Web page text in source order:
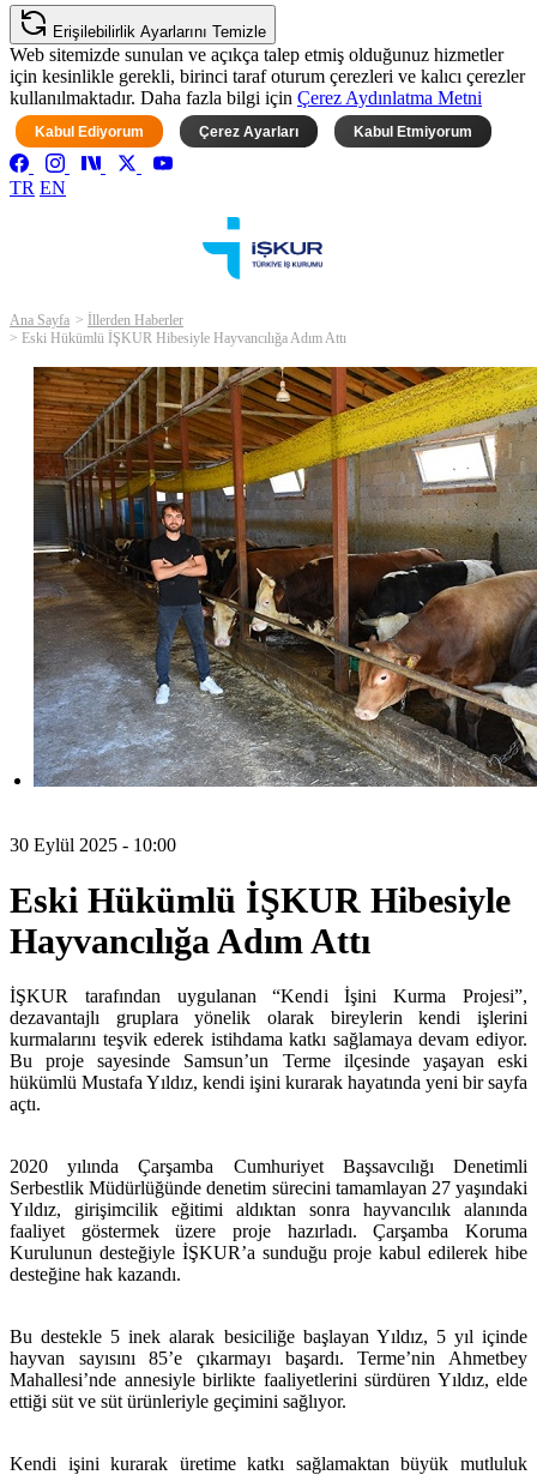
Erişilebilirlik Ayarlarını Temizle
Web sitemizde sunulan ve açıkça talep etmiş olduğunuz hizmetler
için kesinlikle gerekli, birinci taraf oturum çerezleri ve kalıcı çerezler
kullanılmaktadır. Daha fazla bilgi için Çerez Aydınlatma Metni
Kabul Ediyorum Çerez Ayarları Kabul Etmiyorum
TR EN
Ana Sayfa
İllerden Haberler
Eski Hükümlü İŞKUR Hibesiyle Hayvancılığa Adım Attı
30 Eylül 2025 - 10:00
Eski Hükümlü İŞKUR Hibesiyle
Hayvancılığa Adım Attı
İŞKUR tarafından uygulanan “Kendi İşini Kurma Projesi”,
dezavantajlı gruplara yönelik olarak bireylerin kendi işlerini
kurmalarını teşvik ederek istihdama katkı sağlamaya devam ediyor.
Bu proje sayesinde Samsun’un Terme ilçesinde yaşayan eski
hükümlü Mustafa Yıldız, kendi işini kurarak hayatında yeni bir sayfa
açtı.
2020 yılında Çarşamba Cumhuriyet Başsavcılığı Denetimli
Serbestlik Müdürlüğünde denetim sürecini tamamlayan 27 yaşındaki
Yıldız, girişimcilik eğitimi aldıktan sonra hayvancılık alanında
faaliyet göstermek üzere proje hazırladı. Çarşamba Koruma
Kurulunun desteğiyle İŞKUR’a sunduğu proje kabul edilerek hibe
desteğine hak kazandı.
Bu destekle 5 inek alarak besiciliğe başlayan Yıldız, 5 yıl içinde
hayvan sayısını 85’e çıkarmayı başardı. Terme’nin Ahmetbey
Mahallesi’nde annesiyle birlikte faaliyetlerini sürdüren Yıldız, elde
ettiği süt ve süt ürünleriyle geçimini sağlıyor.
Kendi işini kurarak üretime katkı sağlamaktan büyük mutluluk